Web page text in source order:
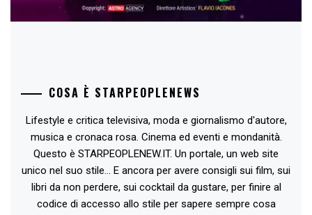
COSA È STARPEOPLENEWS
Lifestyle e critica televisiva, moda e giornalismo d'autore,
musica e cronaca rosa. Cinema ed eventi e mondanità.
Questo è STARPEOPLENEW.IT. Un portale, un web site
unico nel suo stile... E ancora per avere consigli sui film, sui
libri da non perdere, sui cocktail da gustare, per finire al
codice di accesso allo stile per sapere sempre cosa